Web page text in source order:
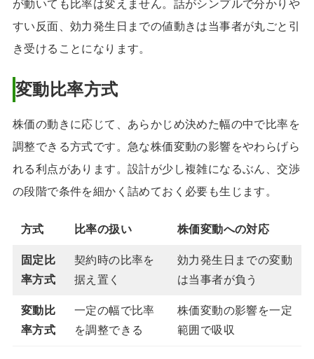
が動いても比率は変えません。話がシンプルで分かりや
すい反面、効力発生日までの値動きは当事者が丸ごと引
き受けることになります。
変動比率方式
株価の動きに応じて、あらかじめ決めた幅の中で比率を
調整できる方式です。急な株価変動の影響をやわらげら
れる利点があります。設計が少し複雑になるぶん、交渉
の段階で条件を細かく詰めておく必要も生じます。
方式 比率の扱い 株価変動への対応
固定比
率方式
契約時の比率を
据え置く
効力発生日までの変動
は当事者が負う
変動比
率方式
一定の幅で比率
を調整できる
株価変動の影響を一定
範囲で吸収